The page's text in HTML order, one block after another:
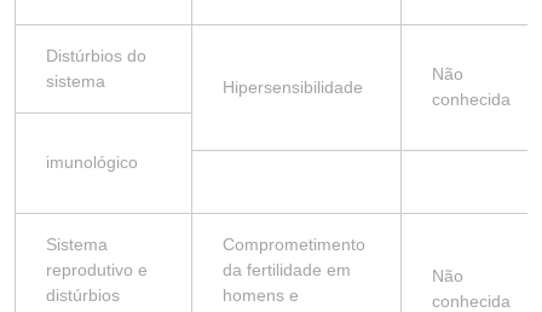
Distúrbios do
sistema
Hipersensibilidade
Não
conhecida
imunológico
Sistema
reprodutivo e
distúrbios
Comprometimento
da fertilidade em
homens e
Não
conhecida